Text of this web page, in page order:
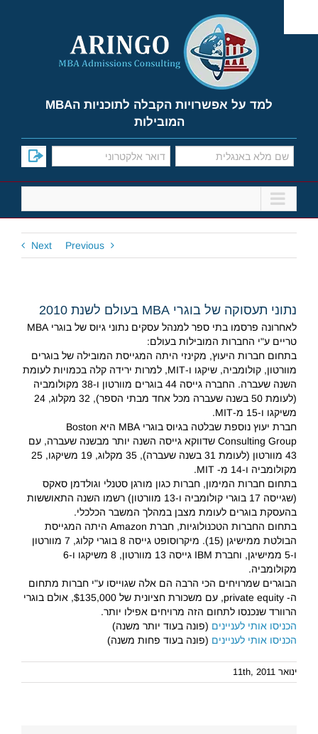
content
למד על אפשרויות הקבלה לתוכניות הMBA
המובילות
Previous
Next
נתוני תעסוקה של בוגרי MBA בעולם לשנת 2010
לאחרונה פרסמו בתי ספר למנהל עסקים נתוני גיוס של בוגרי MBA
טריים ע"י החברות המובילות בעולם:
בתחום חברות היעוץ, מקינזי היתה המגייסת המובילה של בוגרים
מוורטון, קולומביה, שיקגו ו-MIT, למרות ירידה קלה בכמויות לעומת
השנה שעברה. החברה גייסה 44 בוגרים מוורטון ו-38 מקולומביה
(לעומת 50 בשנה שעברה מכל אחד מבתי הספר), 32 מקלוג, 24
משיקגו ו-15 מ-MIT.
חברת יעוץ נוספת שבלטה בגיוס בוגרי MBA היא Boston
Consulting Group שדווקא גייסה השנה יותר מבשנה שעברה, עם
43 מוורטון (לעומת 31 בשנה שעברה), 35 מקלוג, 19 משיקגו, 25
מקולומביה ו-14 מ- MIT.
בתחום חברות המימון, חברות כגון מורגן סטנלי וגולדמן סאקס
(שגייסה 17 בוגרי קולומביה ו-13 מוורטון) רשמו השנה התאוששות
בהעסקת בוגרים לעומת מצבן במהלך המשבר הכלכלי.
בתחום החברות הטכנולוגיות, חברת Amazon היתה המגייסת
הבולטת ממישיגן (15). מיקרוסופט גייסה 8 בוגרי קלוג, 7 מוורטון
ו-5 ממישיגן, וחברת IBM גייסה 13 מוורטון, 8 משיקגו ו-6
מקולומביה.
הבוגרים שמרויחים הכי הרבה הם אלה שגוייסו ע"י חברות מתחום
ה- private equity, עם משכורת חציונית של $135,000, אולם בוגרי
הרוורד שנכנסו לתחום הזה מרויחים אפילו יותר.
הכניסו אותי לעניינים (פונה בעוד יותר משנה)
הכניסו אותי לעניינים (פונה בעוד פחות משנה)
ינואר 11th, 2011